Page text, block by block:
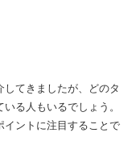
てきましたが、どのタ
る人もいるでしょう。
イントに注目することで